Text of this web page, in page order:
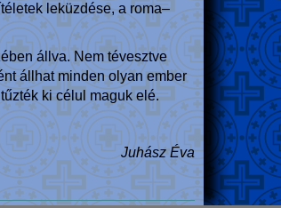
leküzdése, a roma–
állva. Nem tévesztve
állhat minden olyan ember
ki célul maguk elé.
Juhász Éva